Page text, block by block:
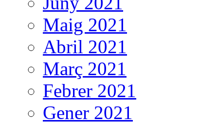
Maig 2021
Abril 2021
Març 2021
Febrer 2021
Gener 2021